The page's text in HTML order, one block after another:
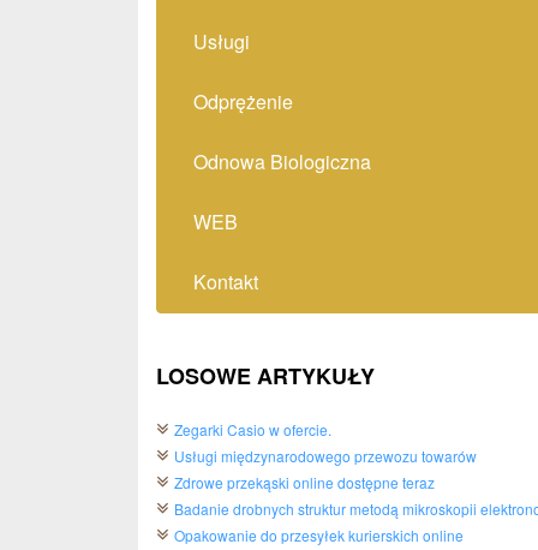
Usługi
Odprężenie
Odnowa Biologiczna
WEB
Kontakt
LOSOWE ARTYKUŁY
Zegarki Casio w ofercie.
Usługi międzynarodowego przewozu towarów
Zdrowe przekąski online dostępne teraz
Badanie drobnych struktur metodą mikroskopii
Opakowanie do przesyłek kurierskich online